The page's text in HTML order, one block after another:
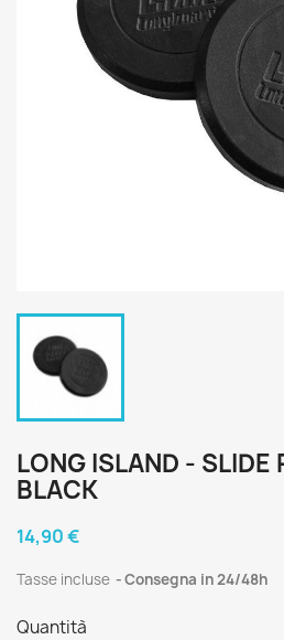
LONG ISLAND - SLIDE
BLACK
14,90 €
Tasse incluse Consegna in 24/48h
Quantità